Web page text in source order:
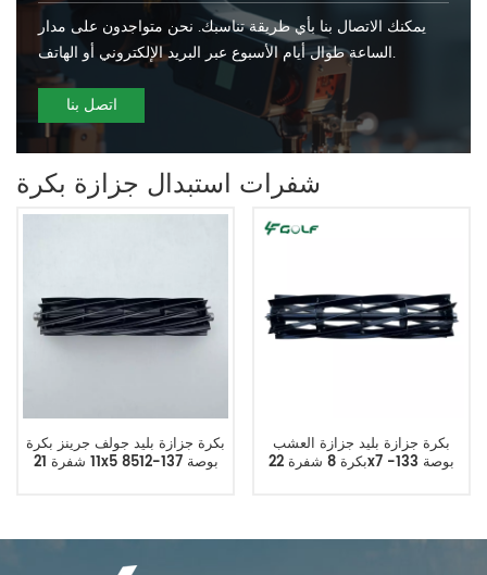
يمكنك الاتصال بنا بأي طريقة تناسبك. نحن متواجدون على مدار
الساعة طوال أيام الأسبوع عبر البريد الإلكتروني أو الهاتف.
اتصل بنا
شفرات استبدال جزازة بكرة
بكرة جزازة بليد جولف جرينز بكرة
11 شفرة 21x5 بوصة 137-8512
بكرة جزازة بليد جزازة العشب
بكرة 8 شفرة 22x7 بوصة 133-